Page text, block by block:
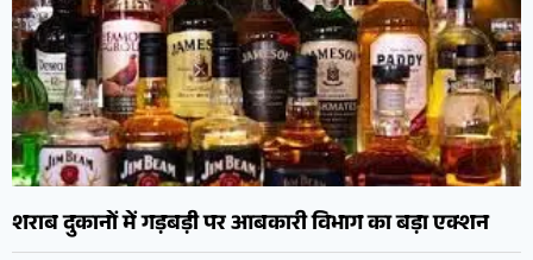
शराब दुकानों में गड़बड़ी पर आबकारी विभाग का बड़ा एक्शन